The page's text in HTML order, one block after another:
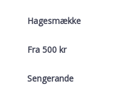
Hagesmække
Fra 500 kr
Sengerande